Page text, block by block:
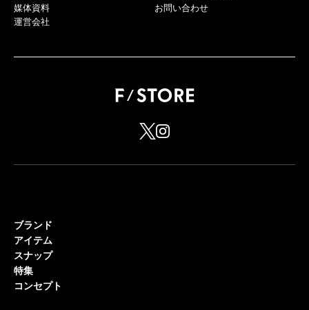
媒体資料
運営会社
お問い合わせ
ブランド
アイテム
スナップ
特集
コンセプト